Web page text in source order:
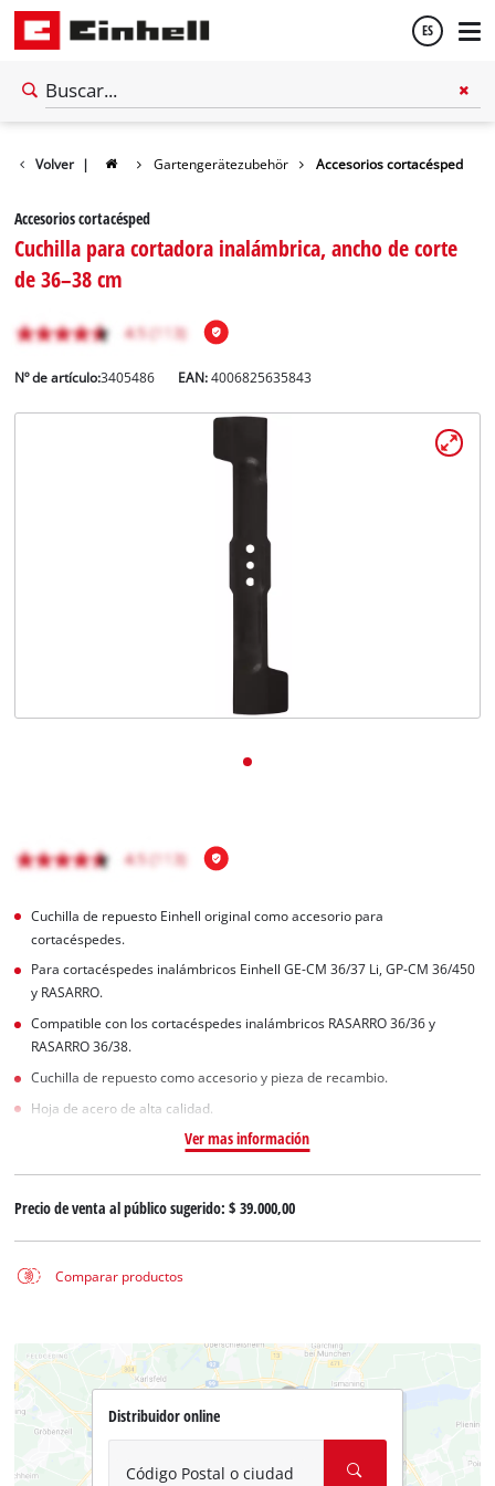
ES
Volver | Gartengerätezubehör Accesorios cortacésped
Accesorios cortacésped
Cuchilla para cortadora inalámbrica, ancho de corte
de 36–38 cm
Nº de artículo:3405486 EAN:4006825635843
Cuchilla de repuesto Einhell original como accesorio para
cortacéspedes.
Para cortacéspedes inalámbricos Einhell GE-CM 36/37 Li, GP-CM 36/450
y RASARRO.
Compatible con los cortacéspedes inalámbricos RASARRO 36/36 y
RASARRO 36/38.
Cuchilla de repuesto como accesorio y pieza de recambio.
Hoja de acero de alta calidad.
Ver mas información
Precio de venta al público sugerido:$ 39.000,00
Comparar productos
Distribuidor online
Código Postal o ciudad